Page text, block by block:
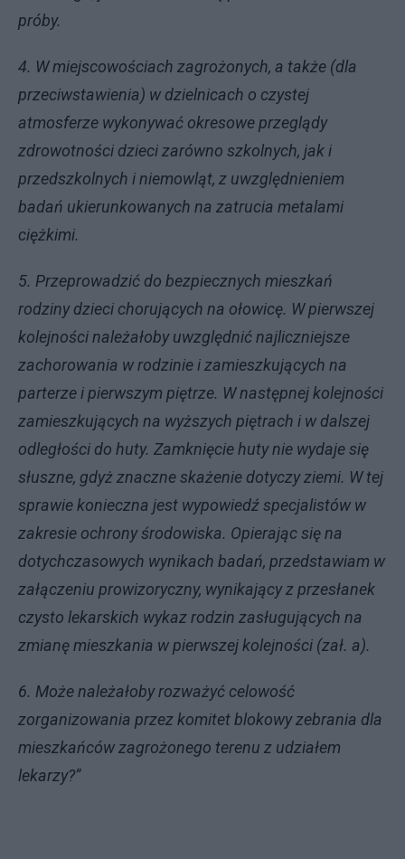
próby.
4. W miejscowościach zagrożonych, a także (dla
przeciwstawienia) w dzielnicach o czystej
atmosferze wykonywać okresowe przeglądy
zdrowotności dzieci zarówno szkolnych, jak i
przedszkolnych i niemowląt, z uwzględnieniem
badań ukierunkowanych na zatrucia metalami
ciężkimi.
5. Przeprowadzić do bezpiecznych mieszkań
rodziny dzieci chorujących na ołowicę. W pierwszej
kolejności należałoby uwzględnić najliczniejsze
zachorowania w rodzinie i zamieszkujących na
parterze i pierwszym piętrze. W następnej kolejności
zamieszkujących na wyższych piętrach i w dalszej
odległości do huty. Zamknięcie huty nie wydaje się
słuszne, gdyż znaczne skażenie dotyczy ziemi. W tej
sprawie konieczna jest wypowiedź specjalistów w
zakresie ochrony środowiska. Opierając się na
dotychczasowych wynikach badań, przedstawiam w
załączeniu prowizoryczny, wynikający z przesłanek
czysto lekarskich wykaz rodzin zasługujących na
zmianę mieszkania w pierwszej kolejności (zał. a).
6. Może należałoby rozważyć celowość
zorganizowania przez komitet blokowy zebrania dla
mieszkańców zagrożonego terenu z udziałem
lekarzy?”